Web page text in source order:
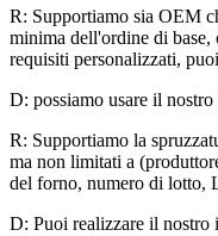
R: Supportiamo sia OEM
minima dell'ordine di base,
requisiti personalizzati,
D: possiamo usare il nostro
R: Supportiamo la
ma non limitati a
del forno, numero di lotto,
D: Puoi realizzare il nostro